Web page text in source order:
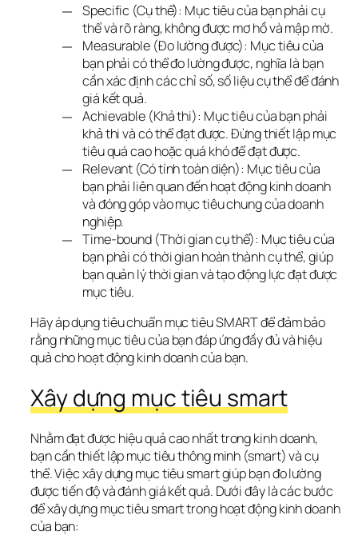
Specific (Cụ thể): Mục tiêu của bạn phải cụ
thể và rõ ràng, không được mơ hồ và mập mờ.
Measurable (Đo lường được): Mục tiêu của
bạn phải có thể đo lường được, nghĩa là bạn
cần xác định các chỉ số, số liệu cụ thể để đánh
giá kết quả.
Achievable (Khả thi): Mục tiêu của bạn phải
khả thi và có thể đạt được. Đừng thiết lập mục
tiêu quá cao hoặc quá khó để đạt được.
Relevant (Có tính toàn diện): Mục tiêu của
bạn phải liên quan đến hoạt động kinh doanh
và đóng góp vào mục tiêu chung của doanh
nghiệp.
Time-bound (Thời gian cụ thể): Mục tiêu của
bạn phải có thời gian hoàn thành cụ thể, giúp
bạn quản lý thời gian và tạo động lực đạt được
mục tiêu.
Hãy áp dụng tiêu chuẩn mục tiêu SMART để đảm bảo
rằng những mục tiêu của bạn đáp ứng đầy đủ và hiệu
quả cho hoạt động kinh doanh của bạn.
Xây dựng mục tiêu smart
Nhằm đạt được hiệu quả cao nhất trong kinh doanh,
bạn cần thiết lập mục tiêu thông minh (smart) và cụ
thể. Việc xây dựng mục tiêu smart giúp bạn đo lường
được tiến độ và đánh giá kết quả. Dưới đây là các bước
để xây dựng mục tiêu smart trong hoạt động kinh doanh
của bạn: